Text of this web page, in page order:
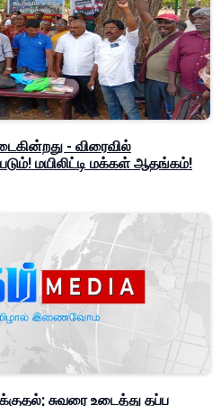
- விரைவில்
மயிலிட்டி மக்கள் ஆதங்கம்!
சுவரை உடைத்து தப்ப